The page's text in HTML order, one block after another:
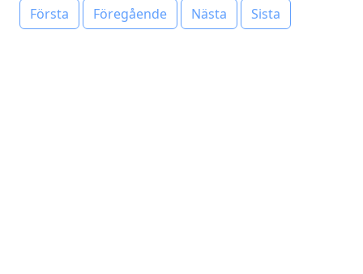
Första Föregående Nästa Sista